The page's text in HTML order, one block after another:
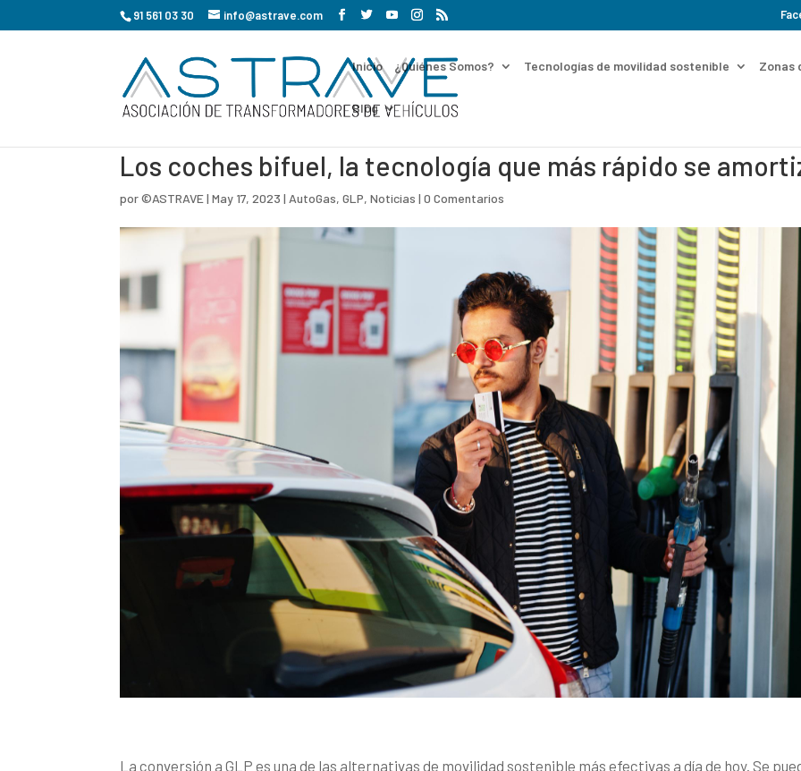
91 561 03 30 info@astrave.com
Inicio ¿Quiénes Somos? Tecnologías de movilidad sostenible Zonas
Blog
Los coches bifuel, la tecnología que más rápido se
por©ASTRAVE|May 17, 2023 | AutoGas,GLP,Noticias |0 Comentarios
La conversión a GLP es una de las alternativas de movilidad sostenible más efectivas a día de hoy. Se